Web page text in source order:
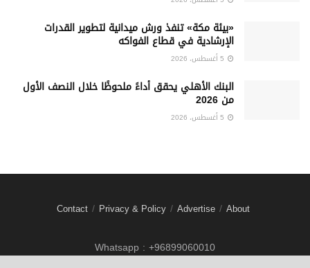
«بيئة مكة» تنفذ ورش ميدانية لتطوير القدرات
الإرشادية في قطاع الفواكه
البنك الأهلي يحقق أداءً ملحوظًا خلال النصف الأول
من 2026
About
Advertise
Privacy & Policy
Contact
Whatsapp : +96899060010